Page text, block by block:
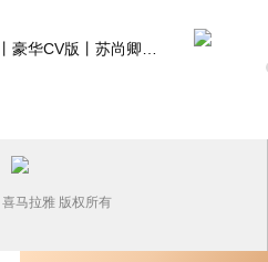
喜马拉雅 版权所有